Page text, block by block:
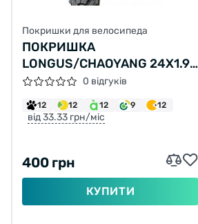
Покришки для велосипеда
ПОКРИШКА
LONGUS/CHAOYANG 24X1.95
Н-554 (47-507)
0 відгуків
12 12 12 9 12
від 33.33 грн/міс
400 грн
КУПИТИ